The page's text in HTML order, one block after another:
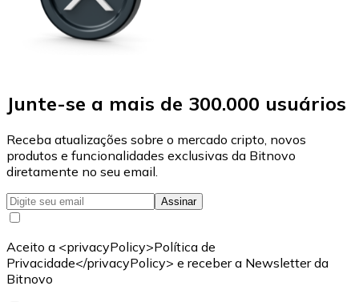
Junte-se a mais de 300.000 usuários
Receba atualizações sobre o mercado cripto, novos
produtos e funcionalidades exclusivas da Bitnovo
diretamente no seu email.
Assinar
Aceito a <privacyPolicy>Política de
Privacidade</privacyPolicy> e receber a Newsletter da
Bitnovo